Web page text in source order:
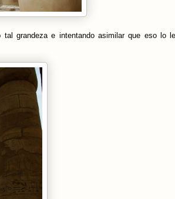
grandeza e intentando asimilar que eso lo